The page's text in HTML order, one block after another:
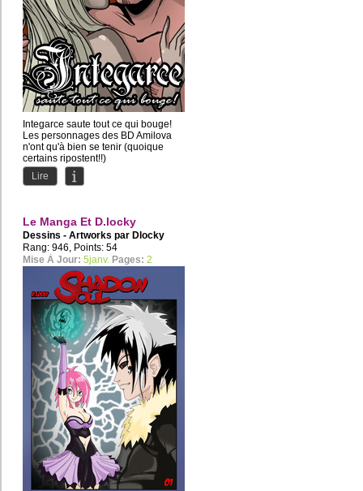
Integarce saute tout ce qui bouge!
Les personnages des BD Amilova
n'ont qu'à bien se tenir (quoique
certains ripostent!!)
Lire
Le Manga Et D.locky
Dessins - Artworks par Dlocky
Rang: 946, Points: 54
Mise À Jour: 5janv. Pages: 2